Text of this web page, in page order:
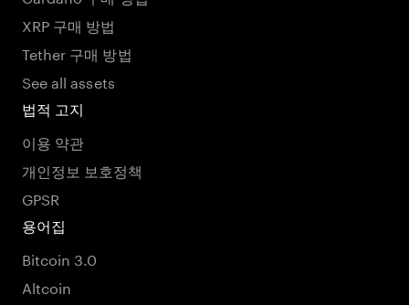
XRP 구매 방법
Tether 구매 방법
See all assets
법적 고지
이용 약관
개인정보 보호정책
GPSR
용어집
Bitcoin 3.0
Altcoin